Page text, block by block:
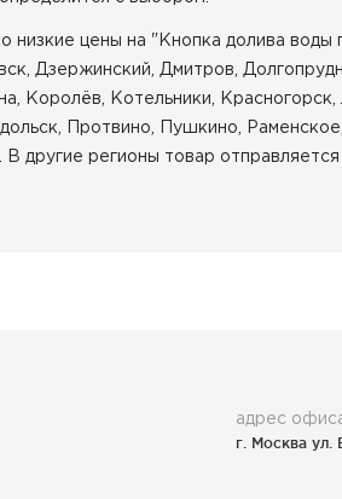
цены на "Кнопка долива
Дзержинский, Дмитров,
Королёв, Котельники,
Протвино, Пушкино,
регионы товар
адрес
г. Москва ул.